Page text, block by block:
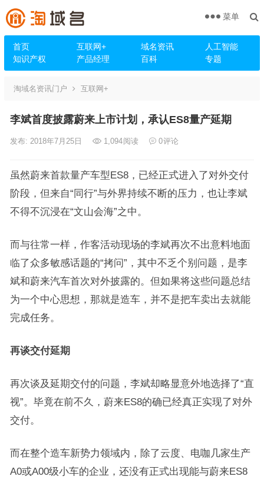
首页 互联网+ 域名资讯
人工智能
知识产权
产品经理 百科 专题
菜单
淘域名资讯门户 互联网+
李斌首度披露蔚来上市计划，承认ES8量产延期
发布: 2018年7月25日 1,094阅读 0评论
虽然蔚来首款量产车型ES8，已经正式进入了对外交付
阶段，但来自“同行”与外界持续不断的压力，也让李斌
不得不沉浸在“文山会海”之中。
而与往常一样，作客活动现场的李斌再次不出意料地面
临了众多敏感话题的“拷问”，其中不乏个别问题，是李
斌和蔚来汽车首次对外披露的。但如果将这些问题总结
为一个中心思想，那就是造车，并不是把车卖出去就能
完成任务。
再谈交付延期
再次谈及延期交付的问题，李斌却略显意外地选择了“直
视”。毕竟在前不久，蔚来ES8的确已经真正实现了对外
交付。
而在整个造车新势力领域内，除了云度、电咖几家生产
A0或A00级小车的企业，还没有正式出现能与蔚来ES8